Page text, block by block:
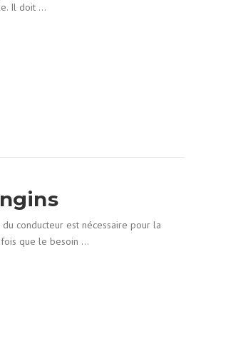
Il doit …
conducteur est nécessaire pour la
fois que le besoin …